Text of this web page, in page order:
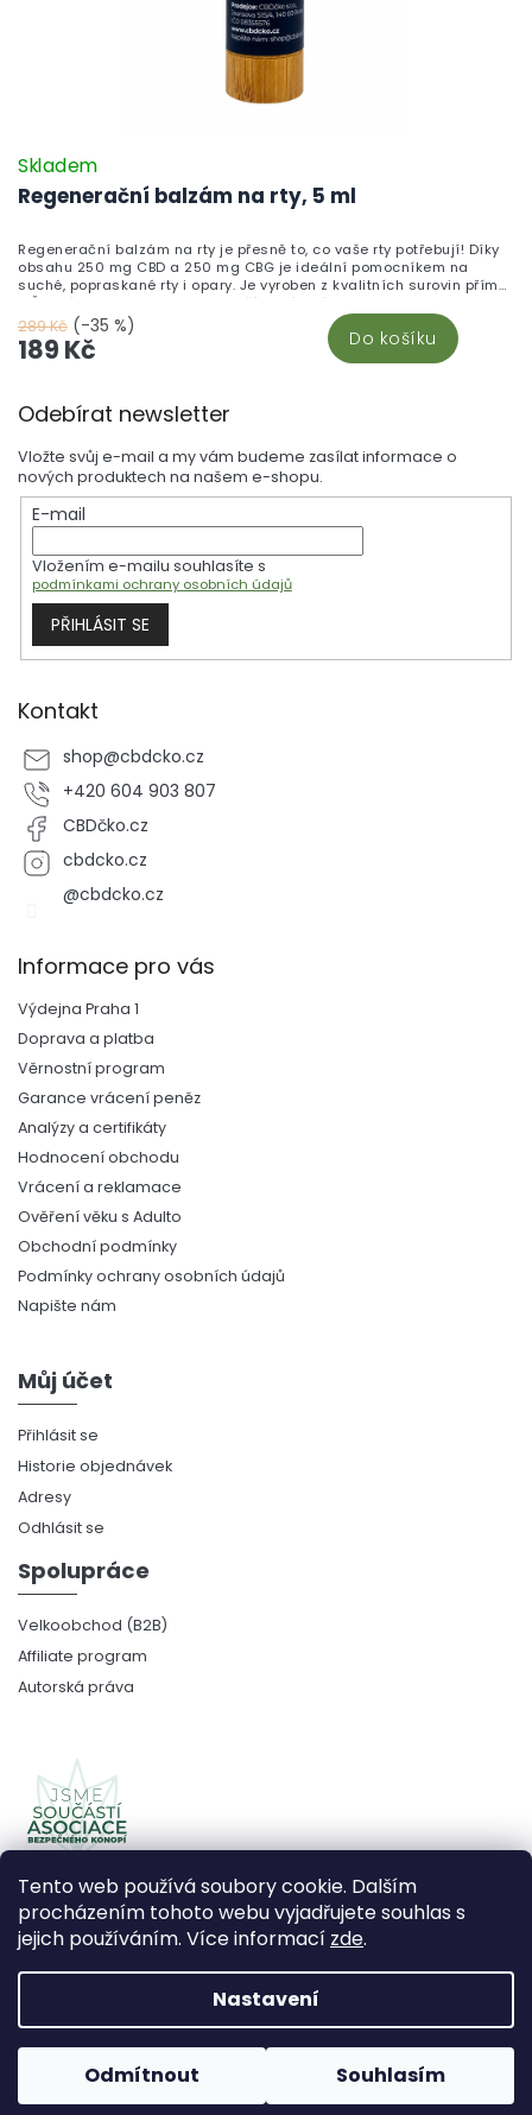
Tento web používá soubory cookie. Dalším
procházením tohoto webu vyjadřujete souhlas s
jejich používáním. Více informací zde.
Nastavení
Odmítnout Souhlasím
Regenerační balzám na rty, 5 ml
Skladem
289 Kč (-35 %)
189 Kč Do košíku
Regenerační balzám na rty je přesně to, co vaše rty potřebují! Díky
obsahu 250 mg CBD a 250 mg CBG je ideální pomocníkem na
suché, popraskané rty i opary. Je vyroben z kvalitních surovin přímo
v České republice a obsahuje přírodní složky jako propolis a
slunečnicový olej, které zajišťují hloubkovou hydrataci, regeneraci a
ochranu jemné pokožky rtů. Balzám je malý a praktický – ideální do
kapsy nebo kabelky. Stačí jej jednoduše nanést a vaše rty budou
Odebírat newsletter
Vložte svůj e-mail a my vám budeme zasílat informace o
nových produktech na našem e-shopu.
E-mail
Vložením e-mailu souhlasíte s
podmínkami ochrany osobních údajů
PŘIHLÁSIT SE
Kontakt
shop@cbdcko.cz
+420 604 903 807
CBDčko.cz
cbdcko.cz
@cbdcko.cz
Informace pro vás
Výdejna Praha 1
Doprava a platba
Věrnostní program
Garance vrácení peněz
Analýzy a certifikáty
Hodnocení obchodu
Vrácení a reklamace
Ověření věku s Adulto
Obchodní podmínky
Podmínky ochrany osobních údajů
Napište nám
Můj účet
Přihlásit se
Historie objednávek
Adresy
Odhlásit se
Spolupráce
Velkoobchod (B2B)
Affiliate program
Autorská práva
Vytvořil Shoptet Premium
Používámeověření věku Adulto Grafický návrh vytvořil a